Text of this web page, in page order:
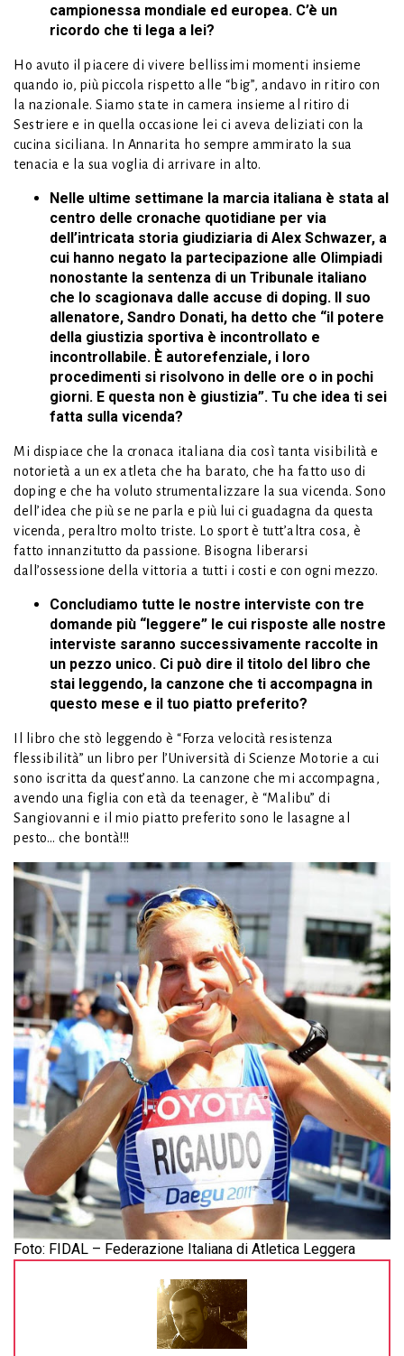
campionessa mondiale ed europea. C’è un
ricordo che ti lega a lei?
Ho avuto il piacere di vivere bellissimi momenti insieme
quando io, più piccola rispetto alle “big”, andavo in ritiro con
la nazionale. Siamo state in camera insieme al ritiro di
Sestriere e in quella occasione lei ci aveva deliziati con la
cucina siciliana. In Annarita ho sempre ammirato la sua
tenacia e la sua voglia di arrivare in alto.
Nelle ultime settimane la marcia italiana è stata al
centro delle cronache quotidiane per via
dell’intricata storia giudiziaria di Alex Schwazer, a
cui hanno negato la partecipazione alle Olimpiadi
nonostante la sentenza di un Tribunale italiano
che lo scagionava dalle accuse di doping. Il suo
allenatore, Sandro Donati, ha detto che “il potere
della giustizia sportiva è incontrollato e
incontrollabile. È autorefenziale, i loro
procedimenti si risolvono in delle ore o in pochi
giorni. E questa non è giustizia”. Tu che idea ti sei
fatta sulla vicenda?
Mi dispiace che la cronaca italiana dia così tanta visibilità e
notorietà a un ex atleta che ha barato, che ha fatto uso di
doping e che ha voluto strumentalizzare la sua vicenda. Sono
dell’idea che più se ne parla e più lui ci guadagna da questa
vicenda, peraltro molto triste. Lo sport è tutt’altra cosa, è
fatto innanzitutto da passione. Bisogna liberarsi
dall’ossessione della vittoria a tutti i costi e con ogni mezzo.
Concludiamo tutte le nostre interviste con tre
domande più “leggere” le cui risposte alle nostre
interviste saranno successivamente raccolte in
un pezzo unico. Ci può dire il titolo del libro che
stai leggendo, la canzone che ti accompagna in
questo mese e il tuo piatto preferito?
Il libro che stò leggendo è “Forza velocità resistenza
flessibilità” un libro per l’Università di Scienze Motorie a cui
sono iscritta da quest’anno. La canzone che mi accompagna,
avendo una figlia con età da teenager, è “Malibu” di
Sangiovanni e il mio piatto preferito sono le lasagne al
pesto… che bontà!!!
Foto: FIDAL – Federazione Italiana di Atletica Leggera